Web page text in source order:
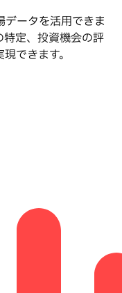
ータを活用できま
定、投資機会の評
できます。